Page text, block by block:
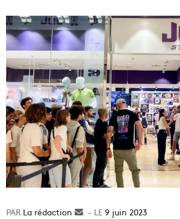
La rédaction
Envoyer9 juin 2023